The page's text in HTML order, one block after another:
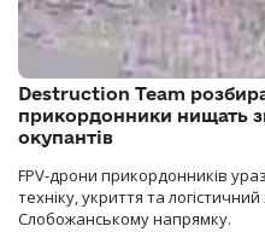
Destruction Team
прикордонники нищать
окупантів
FPV-дрони прикордонників
техніку, укриття та
Слобожанському напрямку.